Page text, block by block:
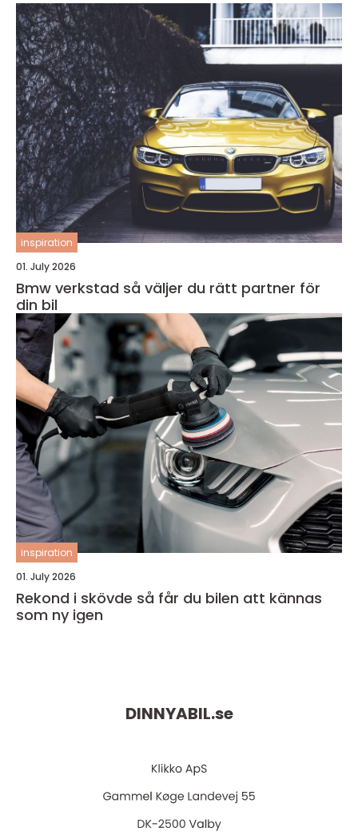
inspiration
01. July 2026
Bmw verkstad så väljer du rätt partner för
din bil
inspiration
01. July 2026
Rekond i skövde så får du bilen att kännas
som ny igen
DINNYABIL.se